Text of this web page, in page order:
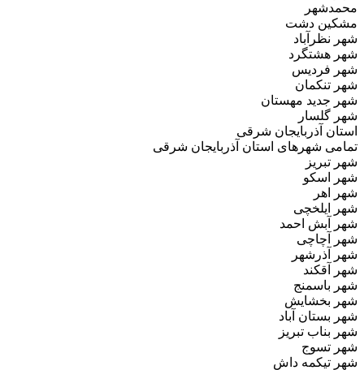
محمدشهر
مشکین‌ دشت
شهر نظرآباد
شهر هشتگرد
شهر فردیس
شهر تنکمان
شهر جدید مهستان
شهر گلسار
استان آذربایجان شرقی
تمامی شهرهای استان آذربایجان شرقی
شهر تبریز
شهر اسکو
شهر اهر
شهر ایلخچی
شهر آبش‌ احمد
شهر آچاچی
شهر آذرشهر
شهر آقکند
شهر باسمنج
شهر بخشایش
شهر بستان‌ آباد
شهر بناب تبریز
شهر تسوج
شهر تیکمه‌ داش